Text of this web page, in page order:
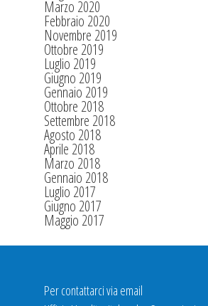
Marzo 2020
Febbraio 2020
Novembre 2019
Ottobre 2019
Luglio 2019
Giugno 2019
Gennaio 2019
Ottobre 2018
Settembre 2018
Agosto 2018
Aprile 2018
Marzo 2018
Gennaio 2018
Luglio 2017
Giugno 2017
Maggio 2017
Per contattarci via email